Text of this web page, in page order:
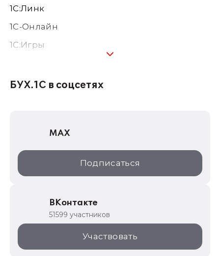
1С:Линк
1С-Онлайн
1C:Игры
1С:Консалтинг
1С:Дистрибьюция
1С:Образование
ИТС.1C.ru
1С:Торговая площадка
БУХ.1С в соцсетях
MAX
Подписаться
ВКонтакте
51599 участников
Участвовать